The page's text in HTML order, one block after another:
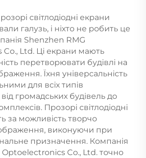
світлодіодні екрани
галузь, і ніхто не робить це
Shenzhen RMG
Ltd. Ці екрани мають
перетворювати будівлі на
Їхня універсальність
для всіх типів
громадських будівель до
Прозорі світлодіодні
за можливість творчо
виконуючи при
призначення. Компанія
Co., Ltd. точно